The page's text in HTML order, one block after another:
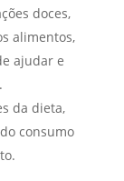
doces,
alimentos,
ajudar e
da dieta,
consumo